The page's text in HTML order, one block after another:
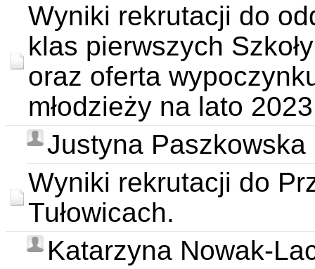
Wyniki rekrutacji do
klas pierwszych
oraz oferta
młodzieży na lato
Justyna Paszkowska
Wyniki rekrutacji do
Tułowicach.
Katarzyna Nowak-